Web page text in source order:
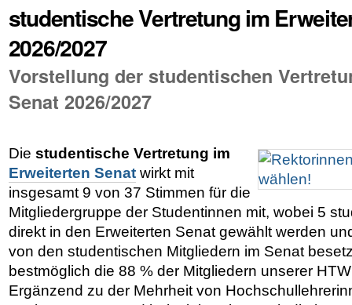
studentische Vertretung im
2026/2027
Vorstellung der studentischen
Senat 2026/2027
Die studentische Vertretung im
Erweiterten Senatwirkt mit
insgesamt 9 von 37 Stimmen für die
Mitgliedergruppe der Studentinnen mit, wobei 5
direkt in den Erweiterten Senat gewählt werden
von den studentischen Mitgliedern im Senat
bestmöglich die 88 % der Mitgliedern unserer
Ergänzend zu der Mehrheit von